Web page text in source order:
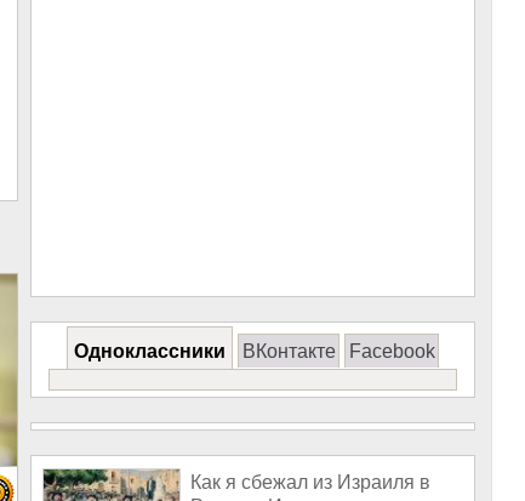
Одноклассники ВКонтакте Facebook
Как я сбежал из Израиля в